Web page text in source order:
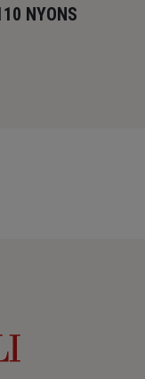
NYONS